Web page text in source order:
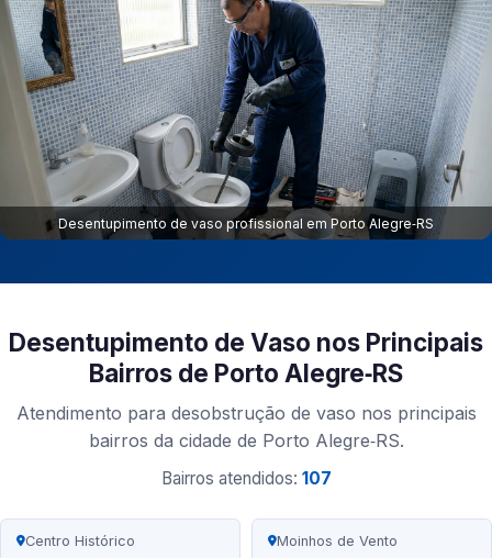
Desentupimento de vaso profissional em Porto Alegre‑RS
Desentupimento de Vaso nos Principais
Bairros de Porto Alegre‑RS
Atendimento para desobstrução de vaso nos principais
bairros da cidade de Porto Alegre‑RS.
Bairros atendidos: 107
Centro Histórico Moinhos de Vento